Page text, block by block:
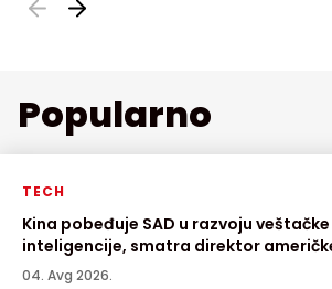
Popularno
TECH
Kina pobeđuje SAD u razvoju veštačke
inteligencije, smatra direktor
kompanije
04. Avg 2026.